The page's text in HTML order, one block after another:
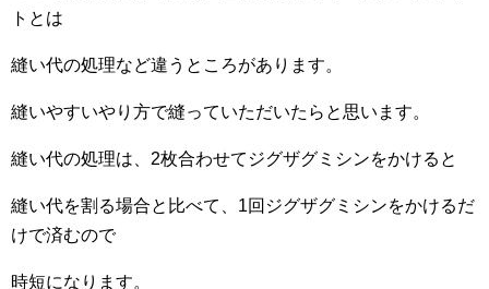
トとは
縫い代の処理など違うところがあります。
縫いやすいやり方で縫っていただいたらと思います。
縫い代の処理は、2枚合わせてジグザグミシンをかけると
縫い代を割る場合と比べて、1回ジグザグミシンをかけるだ
けで済むので
時短になります。